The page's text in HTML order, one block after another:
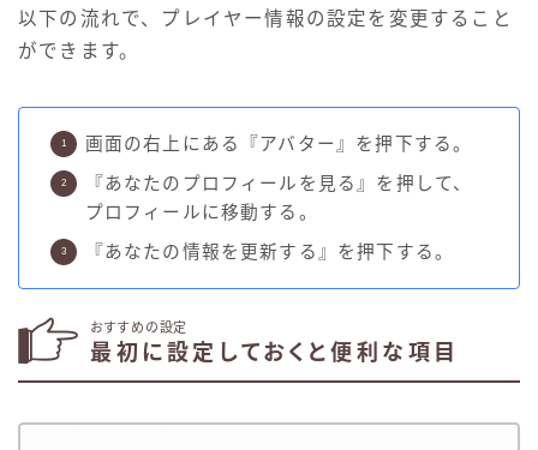
以下の流れで、プレイヤー情報の設定を変更すること
ができます。
画面の右上にある『アバター』を押下する。
『あなたのプロフィールを見る』を押して、
プロフィールに移動する。
『あなたの情報を更新する』を押下する。
おすすめの設定
最初に設定しておくと便利な項目